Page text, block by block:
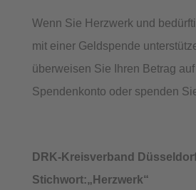
Wenn Sie Herzwerk und
mit einer Geldspende
überweisen Sie Ihren Betrag
Spendenkonto oder spenden
DRK-Kreisverband
Stichwort:„Herzwerk“